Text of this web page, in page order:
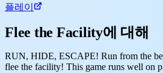
플레이
Flee the Facility에 대해
RUN, HIDE, ESCAPE! Run from the
flee the facility! This game runs well on